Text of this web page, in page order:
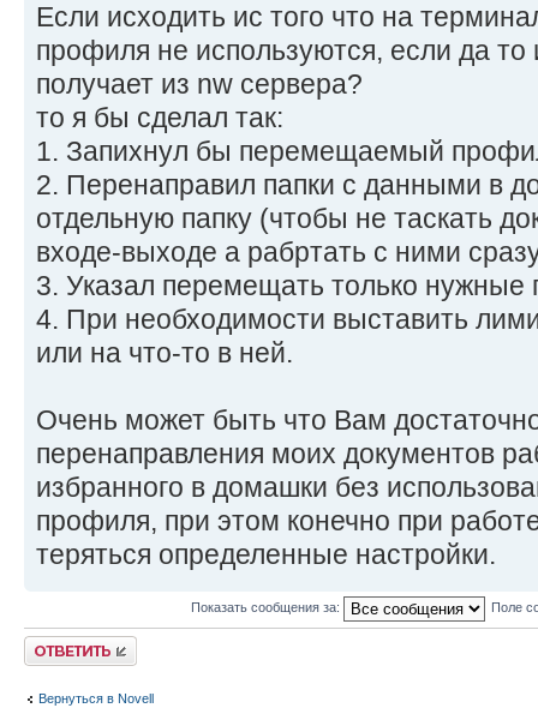
Если исходить ис того что на
профиля не используются, если да то
получает из nw сервера?
то я бы сделал так:
1. Запихнул бы перемещаемый
2. Перенаправил папки с данными в
отдельную папку (чтобы не таскать
входе-выходе а рабртать с ними
3. Указал перемещать только нужные
4. При необходимости выставить
или на что-то в ней.
Очень может быть что Вам
перенаправления моих документов
избранного в домашки без
профиля, при этом конечно при
теряться определенные настройки.
Показать сообщения за: Поле
Ответить
Вернуться в Novell